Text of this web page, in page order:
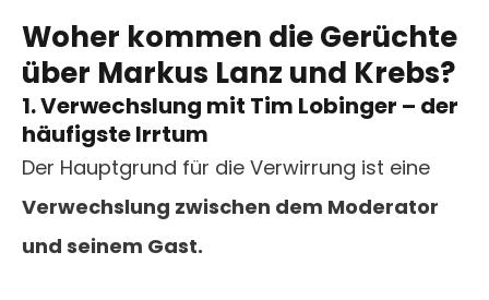
Woher kommen die Gerüchte
über Markus Lanz und Krebs?
1. Verwechslung mit Tim Lobinger – der
häufigste Irrtum
Der Hauptgrund für die Verwirrung ist eine
Verwechslung zwischen dem Moderator
und seinem Gast.